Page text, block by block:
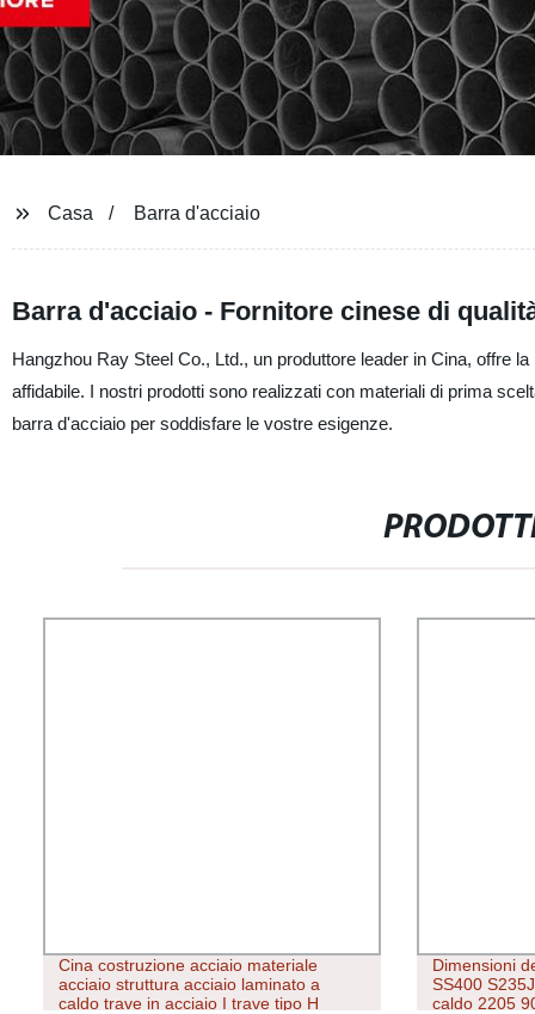
Casa Barra d'acciaio
Barra d'acciaio - Fornitore cinese di
Hangzhou Ray Steel Co., Ltd., un produttore leader in Cina, offre
affidabile. I nostri prodotti sono realizzati con materiali di prima
barra d'acciaio per soddisfare le vostre esigenze.
Cina costruzione acciaio materiale
acciaio struttura acciaio laminato a
caldo trave in acciaio I trave tipo H
Dimensioni
SS400
caldo 2205